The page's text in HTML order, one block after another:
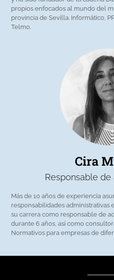
propios enfocados al mundo del
provincia de Sevilla. Informático,
Telmo.
Cira
Responsable de
Más de 10 años de experiencia
responsabilidades administrativas
su carrera como responsable de
durante 6 años, así como
Normativos para empresas de